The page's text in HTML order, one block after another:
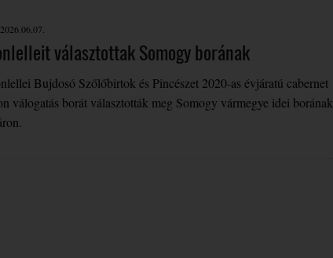
2026.06.07.
választottak Somogy borának
Bujdosó Szőlőbirtok és Pincészet 2020-as évjáratú cabernet
válogatás borát választották meg Somogy vármegye idei borának